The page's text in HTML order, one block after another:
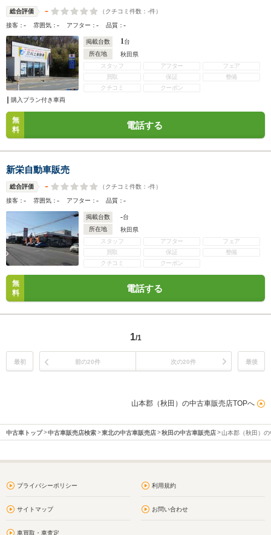
総合評価 - （クチコミ件数： -件）
接客：- 雰囲気：- アフター：- 品質：-
掲載台数 1台
所在地
秋田県
スタッフ
アフター
フェア
買取
保証
整備
クチコミ
クーポン
購入プラン付き車両
無
料
電話する
新栄自動車販売
総合評価 - （クチコミ件数： -件）
接客：- 雰囲気：- アフター：- 品質：-
掲載台数 -台
所在地
秋田県
スタッフ
アフター
フェア
買取
保証
整備
クチコミ
クーポン
無
料
電話する
1/1
最初 前の20件 次の20件 最後
山本郡（秋田）の中古車販売店TOPへ
中古車トップ 中古車販売店検索 東北の中古車販売店 秋田の中古車販売店 山本郡（秋田）
プライバシーポリシー 利用規約
サイトマップ お問い合わせ
車買取・車査定